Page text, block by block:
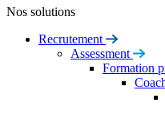
Nos solutions
Recrutement
Assessment
Formation